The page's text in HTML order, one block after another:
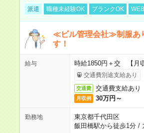
派遣 職種未経験OK ブランクOK
≪ビル管理会社≫制服あ
す！
給与 時給1850円＋交 【月
交通費別途支給あり
交通費 交通費支給あり
月収例 30万円～
勤務地
東京都千代田区
飯田橋駅から徒歩1分/